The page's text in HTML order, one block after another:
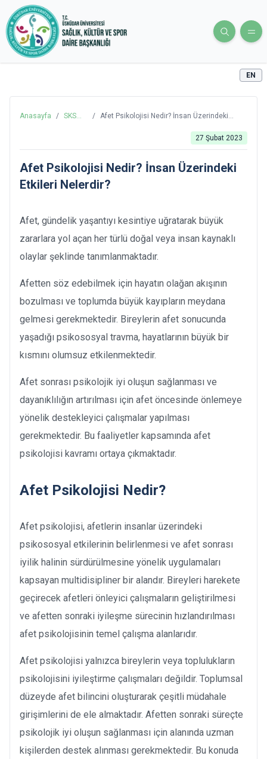
EN
Anasayfa / SKS
/ Afet Psikolojisi Nedir? İnsan Üzerindeki
27 Şubat 2023
Afet Psikolojisi Nedir? İnsan Üzerindeki
Etkileri Nelerdir?
Afet, gündelik yaşantıyı kesintiye uğratarak büyük
zararlara yol açan her türlü doğal veya insan kaynaklı
olaylar şeklinde tanımlanmaktadır.
Afetten söz edebilmek için hayatın olağan akışının
bozulması ve toplumda büyük kayıpların meydana
gelmesi gerekmektedir. Bireylerin afet sonucunda
yaşadığı psikososyal travma, hayatlarının büyük bir
kısmını olumsuz etkilenmektedir.
Afet sonrası psikolojik iyi oluşun sağlanması ve
dayanıklılığın artırılması için afet öncesinde önlemeye
yönelik destekleyici çalışmalar yapılması
gerekmektedir. Bu faaliyetler kapsamında afet
psikolojisi kavramı ortaya çıkmaktadır.
Afet Psikolojisi Nedir?
Afet psikolojisi, afetlerin insanlar üzerindeki
psikososyal etkilerinin belirlenmesi ve afet sonrası
iyilik halinin sürdürülmesine yönelik uygulamaları
kapsayan multidisipliner bir alandır. Bireyleri harekete
geçirecek afetleri önleyici çalışmaların geliştirilmesi
ve afetten sonraki iyileşme sürecinin hızlandırılması
afet psikolojisinin temel çalışma alanlarıdır.
Afet psikolojisi yalnızca bireylerin veya toplulukların
psikolojisini iyileştirme çalışmaları değildir. Toplumsal
düzeyde afet bilincini oluşturarak çeşitli müdahale
girişimlerini de ele almaktadır. Afetten sonraki süreçte
psikolojik iyi oluşun sağlanması için alanında uzman
kişilerden destek alınması gerekmektedir. Bu konuda